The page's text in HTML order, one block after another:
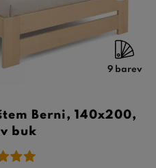
9 barev
Berni, 140x200,
buk